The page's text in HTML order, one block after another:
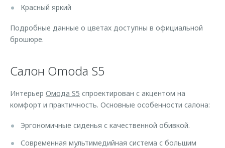
Красный яркий
Подробные данные о цветах доступны в официальной
брошюре.
Салон Omoda S5
Интерьер Омода S5 спроектирован с акцентом на
комфорт и практичность. Основные особенности салона:
Эргономичные сиденья с качественной обивкой.
Современная мультимедийная система с большим